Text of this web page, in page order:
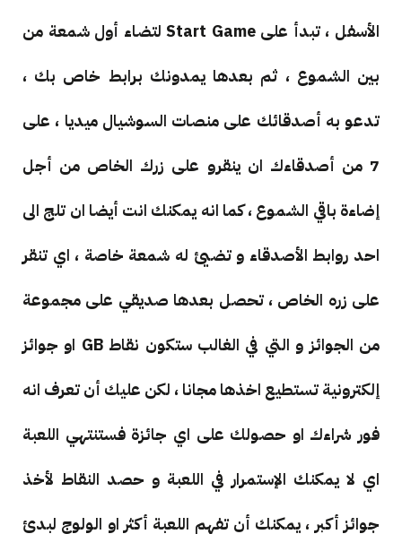
الأسفل ، تبدأ على Start Game لتضاء أول شمعة من
بين الشموع ، ثم بعدها يمدونك برابط خاص بك ،
تدعو به أصدقائك على منصات السوشيال ميديا ، على
7 من أصدقاءك ان ينقرو على زرك الخاص من أجل
إضاءة باقي الشموع ، كما انه يمكنك انت أيضا ان تلج الى
احد روابط الأصدقاء و تضيئ له شمعة خاصة ، اي تنقر
على زره الخاص ، تحصل بعدها صديقي على مجموعة
من الجوائز و التي في الغالب ستكون نقاط GB او جوائز
إلكترونية تستطيع اخذها مجانا ، لكن عليك أن تعرف انه
فور شراءك او حصولك على اي جائزة فستنتهي اللعبة
اي لا يمكنك الإستمرار في اللعبة و حصد النقاط لأخذ
جوائز أكبر ، يمكنك أن تفهم اللعبة أكثر او الولوج لبدئ